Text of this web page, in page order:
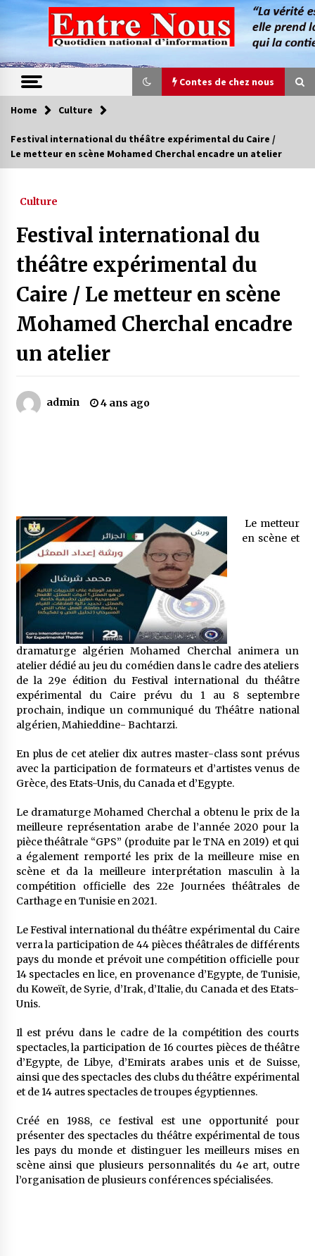
content
Contes de chez nous
Contes de chez nous
Magie de sorcier
4 ans ago
Oum el Gaïla / L’ogresse du M’zab
4 ans ago
Mythes et croyances / L’hospitalité des
Le bouc de l’Au-delà
5 ans ago
Le monstrueux vieillard (Un récit du Sud
algérien)
5 ans ago
Rencontre nocturne dans le désert (Un conte
touareg)
5 ans ago
5 ans ago
quoi servent-ils?
5 ans ago
Home Culture
Festival international du théâtre expérimental du Caire /
Le metteur en scène Mohamed Cherchal encadre un atelier
Culture
Festival international du
théâtre expérimental du
Caire / Le metteur en scène
Mohamed Cherchal encadre
un atelier
admin 4 ans ago
Le metteur
en scène et
dramaturge algérien Mohamed Cherchal animera un
atelier dédié au jeu du comédien dans le cadre des ateliers
de la 29e édition du Festival international du théâtre
expérimental du Caire prévu du 1 au 8 septembre
prochain, indique un communiqué du Théâtre national
algérien, Mahieddine- Bachtarzi.
En plus de cet atelier dix autres master-class sont prévus
avec la participation de formateurs et d’artistes venus de
Grèce, des Etats-Unis, du Canada et d’Egypte.
Le dramaturge Mohamed Cherchal a obtenu le prix de la
meilleure représentation arabe de l’année 2020 pour la
pièce théâtrale “GPS” (produite par le TNA en 2019) et qui
a également remporté les prix de la meilleure mise en
scène et da la meilleure interprétation masculin à la
compétition officielle des 22e Journées théâtrales de
Carthage en Tunisie en 2021.
Le Festival international du théâtre expérimental du Caire
verra la participation de 44 pièces théâtrales de différents
pays du monde et prévoit une compétition officielle pour
14 spectacles en lice, en provenance d’Egypte, de Tunisie,
du Koweït, de Syrie, d’Irak, d’Italie, du Canada et des Etats-
Unis.
Il est prévu dans le cadre de la compétition des courts
spectacles, la participation de 16 courtes pièces de théâtre
d’Egypte, de Libye, d’Emirats arabes unis et de Suisse,
ainsi que des spectacles des clubs du théâtre expérimental
et de 14 autres spectacles de troupes égyptiennes.
Créé en 1988, ce festival est une opportunité pour
présenter des spectacles du théâtre expérimental de tous
les pays du monde et distinguer les meilleurs mises en
scène ainsi que plusieurs personnalités du 4e art, outre
l’organisation de plusieurs conférences spécialisées.